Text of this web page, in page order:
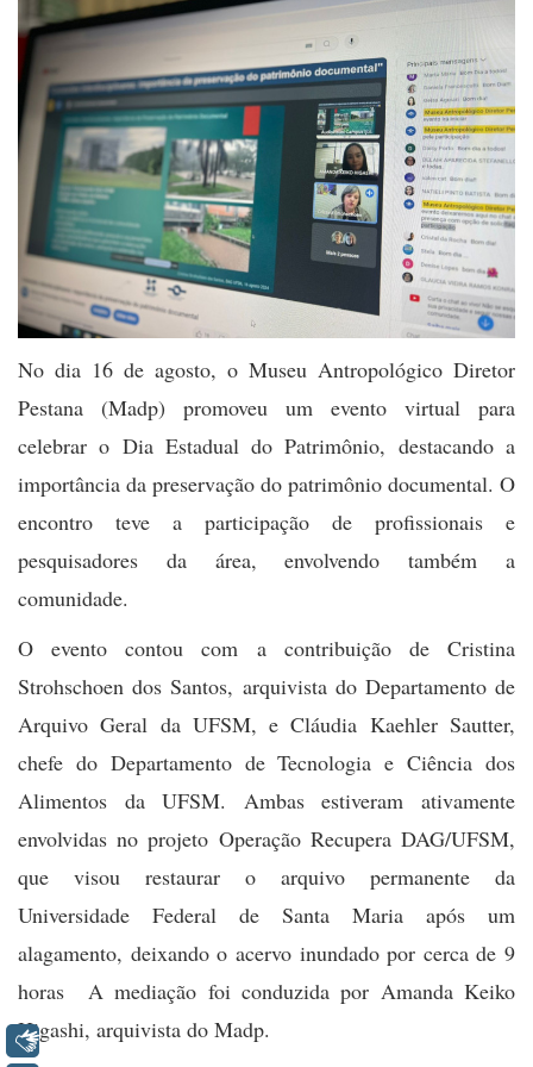
No dia 16 de agosto, o Museu Antropológico Diretor
Pestana (Madp) promoveu um evento virtual para
celebrar o Dia Estadual do Patrimônio, destacando a
importância da preservação do patrimônio documental. O
encontro teve a participação de profissionais e
pesquisadores da área, envolvendo também a
comunidade.
O evento contou com a contribuição de Cristina
Strohschoen dos Santos, arquivista do Departamento de
Arquivo Geral da UFSM, e Cláudia Kaehler Sautter,
chefe do Departamento de Tecnologia e Ciência dos
Alimentos da UFSM. Ambas estiveram ativamente
envolvidas no projeto Operação Recupera DAG/UFSM,
que visou restaurar o arquivo permanente da
Universidade Federal de Santa Maria após um
alagamento, deixando o acervo inundado por cerca de 9
horas A mediação foi conduzida por Amanda Keiko
Higashi, arquivista do Madp.
Libras